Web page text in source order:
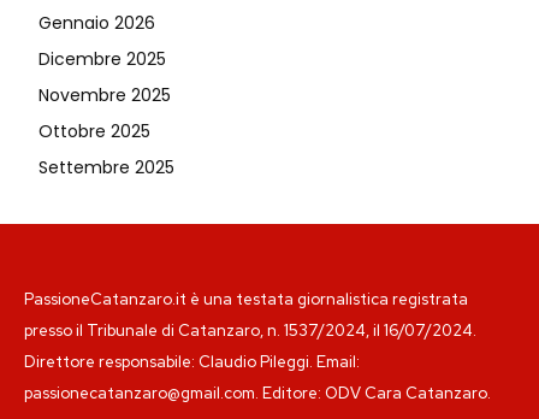
Gennaio 2026
Dicembre 2025
Novembre 2025
Ottobre 2025
Settembre 2025
PassioneCatanzaro.it è una testata giornalistica registrata
presso il Tribunale di Catanzaro, n. 1537/2024, il 16/07/2024.
Direttore responsabile: Claudio Pileggi. Email:
passionecatanzaro@gmail.com. Editore: ODV Cara Catanzaro.